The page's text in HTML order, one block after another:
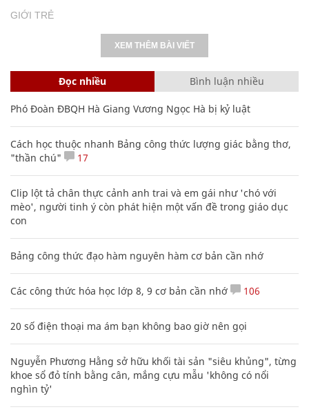
GIỚI TRẺ
XEM THÊM BÀI VIẾT
Đọc nhiều Bình luận nhiều
Phó Đoàn ĐBQH Hà Giang Vương Ngọc Hà bị kỷ luật
Cách học thuộc nhanh Bảng công thức lượng giác bằng thơ,
"thần chú"
17
Clip lột tả chân thực cảnh anh trai và em gái như 'chó với
mèo', người tinh ý còn phát hiện một vấn đề trong giáo dục
con
Bảng công thức đạo hàm nguyên hàm cơ bản cần nhớ
Các công thức hóa học lớp 8, 9 cơ bản cần nhớ 106
20 số điện thoại ma ám bạn không bao giờ nên gọi
Nguyễn Phương Hằng sở hữu khối tài sản "siêu khủng", từng
khoe sổ đỏ tính bằng cân, mắng cựu mẫu 'không có nổi
nghìn tỷ'